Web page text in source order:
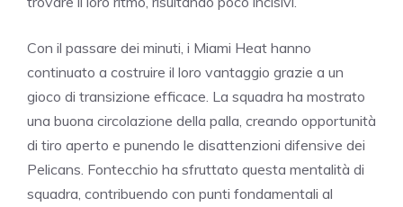
Con il passare dei minuti, i Miami Heat hanno
continuato a costruire il loro vantaggio grazie a un
gioco di transizione efficace. La squadra ha mostrato
una buona circolazione della palla, creando opportunità
di tiro aperto e punendo le disattenzioni difensive dei
Pelicans. Fontecchio ha sfruttato questa mentalità di
squadra, contribuendo con punti fondamentali al